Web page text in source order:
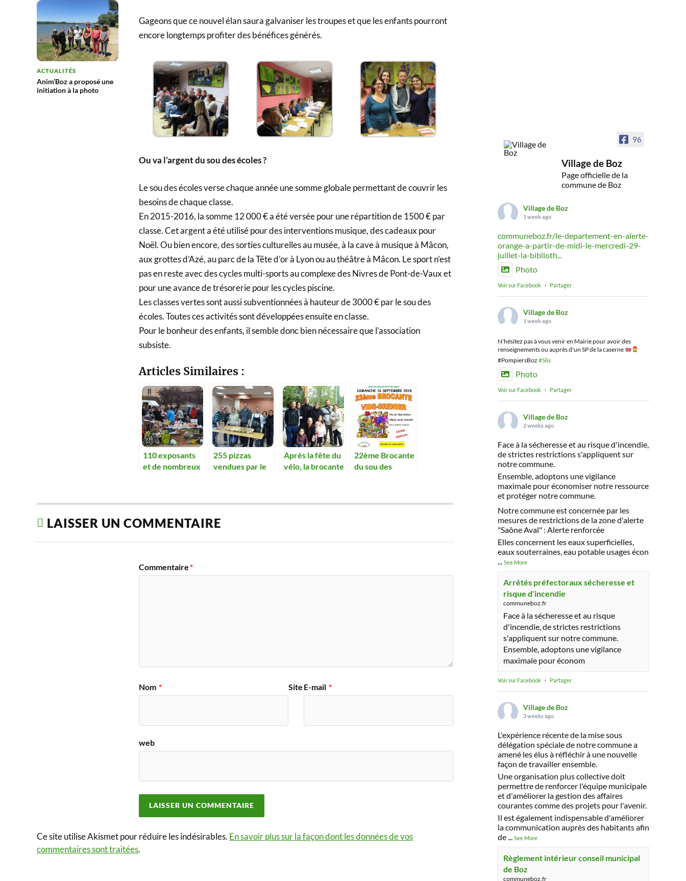
ACTUALITÉS
Anim’Boz a proposé une
initiation à la photo
Gageons que ce nouvel élan saura galvaniser les troupes et que les enfants pourront
encore longtemps profiter des bénéfices générés.
Ou va l’argent du sou des écoles ?
Le sou des écoles verse chaque année une somme globale permettant de couvrir les
besoins de chaque classe.
En 2015-2016, la somme 12 000 € a été versée pour une répartition de 1500 € par
classe. Cet argent a été utilisé pour des interventions musique, des cadeaux pour
Noël. Ou bien encore, des sorties culturelles au musée, à la cave à musique à Mâcon,
aux grottes d’Azé, au parc de la Tête d’or à Lyon ou au théâtre à Mâcon. Le sport n’est
pas en reste avec des cycles multi-sports au complexe des Nivres de Pont-de-Vaux et
pour une avance de trésorerie pour les cycles piscine.
Les classes vertes sont aussi subventionnées à hauteur de 3000 € par le sou des
écoles. Toutes ces activités sont développées ensuite en classe.
Pour le bonheur des enfants, il semble donc bien nécessaire que l’association
subsiste.
Articles Similaires :
110 exposants
et de nombreux
255 pizzas
vendues par le
Après la fête du
vélo, la brocante
22ème Brocante
du sou des
LAISSER UN COMMENTAIRE
Commentaire*
Nom * E-mail *
Site
web
Ce site utilise Akismet pour réduire les indésirables. En savoir plus sur la façon dont les données de vos
commentaires sont traitées.
96
Village de Boz
Page officielle de la
commune de Boz
Village de Boz
1 week ago
communeboz.fr/le-departement-en-alerte-
orange-a-partir-de-midi-le-mercredi-29-
juillet-la-biblioth...
Photo
Voir sur Facebook · Partager
Village de Boz
1 week ago
N'hésitez pas à vous venir en Mairie pour avoir des
renseignements ou auprès d'un SP de la caserne
#PompiersBoz #Slis
Photo
Voir sur Facebook · Partager
Village de Boz
2 weeks ago
Face à la sécheresse et au risque d'incendie,
de strictes restrictions s'appliquent sur
notre commune.
Ensemble, adoptons une vigilance
maximale pour économiser notre ressource
et protéger notre commune.
Notre commune est concernée par les
mesures de restrictions de la zone d'alerte
"Saône Aval" : Alerte renforcée
Elles concernent les eaux superficielles,
eaux souterraines, eau potable usages écon
... See More
Arrêtés préfectoraux sécheresse et
risque d'incendie
communeboz.fr
Face à la sécheresse et au risque
d'incendie, de strictes restrictions
s'appliquent sur notre commune.
Ensemble, adoptons une vigilance
maximale pour économ
Voir sur Facebook · Partager
Village de Boz
3 weeks ago
L'expérience récente de la mise sous
délégation spéciale de notre commune a
amené les élus à réfléchir à une nouvelle
façon de travailler ensemble.
Une organisation plus collective doit
permettre de renforcer l'équipe municipale
et d'améliorer la gestion des affaires
courantes comme des projets pour l'avenir.
Il est également indispensable d'améliorer
la communication auprès des habitants afin
de... See More
Règlement intérieur conseil municipal
de Boz
communeboz.fr